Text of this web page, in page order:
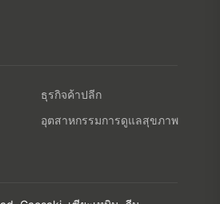
ธุรกิจค้าปลีก
อุตสาหกรรมการดูแลสุขภาพ